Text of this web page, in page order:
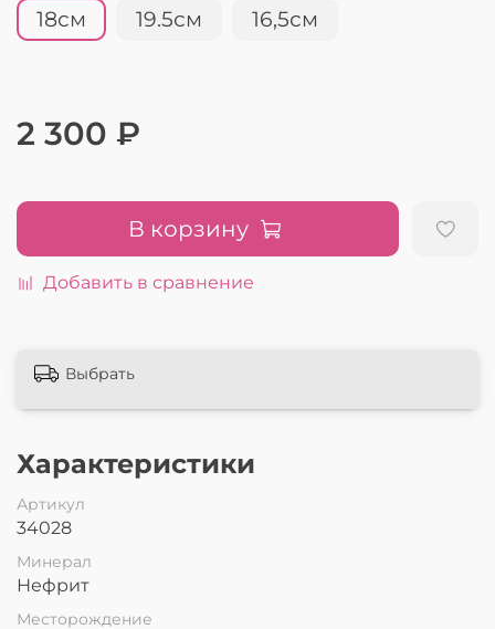
18см 19.5см 16,5см
2 300 ₽
В корзину
Добавить в сравнение
Выбрать
Характеристики
Артикул
34028
Минерал
Нефрит
Месторождение